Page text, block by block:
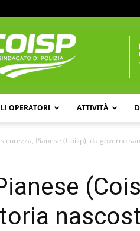
OPERATORI ATTIVITÀ
Pianese (Coisp), da governo